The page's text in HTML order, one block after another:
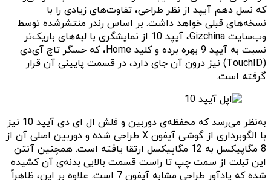
که نسل دهم آیپد از نظر طراحی، تفاوت‌‌های زیادی را با
نسخه‌های قبلی خواهد داشت. بر اساس رندر منتشرشده توسط
وب‌سایت Gizchina، آیپد 10 از نمایشگری با لبه‌های باریک‌تر
نسبت به آیپد 9 بهره برده و کلید Home، که حسگر تاچ‌ آی‌دی
(TouchID) نیز درون آن جای دارد، در قسمت پایینی آن قرار
گرفته است.
به‌نظر می‌رسد که محفظه‌ی دوربین و فلش ال ای دی آیپد 10 نیز
با الگوبرداری از گوشی آیفون X طراحی شده و دوربین اصلی آن از
8 مگاپیکسل به 12 مگاپیکسل ارتقا یافته است. همچنین آنتن
این تبلت از سمت چپ تا راست قسمت بالایی بدنه‌ی آن کشیده
شده که یادآور طراحی مشابه آیفون 7 است. علاوه بر این، ظاهراً